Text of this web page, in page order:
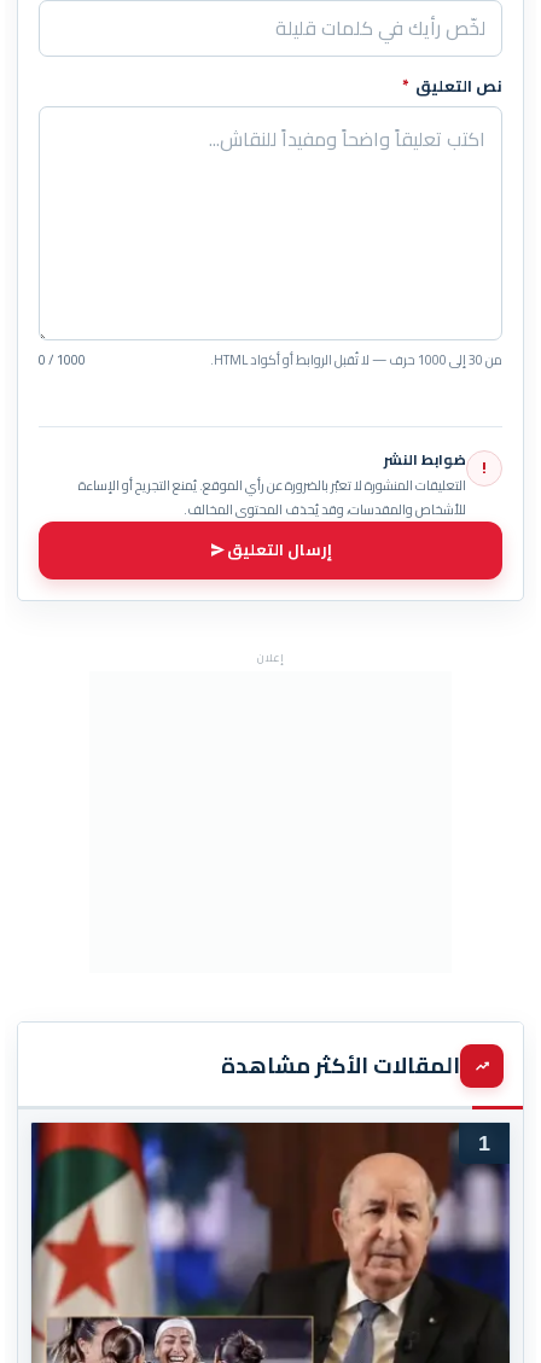
نص التعليق *
من 30 إلى 1000 حرف — لا تُقبل الروابط أو أكواد HTML. 0 / 1000
! ضوابط النشر
التعليقات المنشورة لا تعبّر بالضرورة عن رأي الموقع. يُمنع التجريح أو الإساءة
للأشخاص والمقدسات، وقد يُحذف المحتوى المخالف.
إرسال التعليق
إعلان
المقالات الأكثر مشاهدة
1